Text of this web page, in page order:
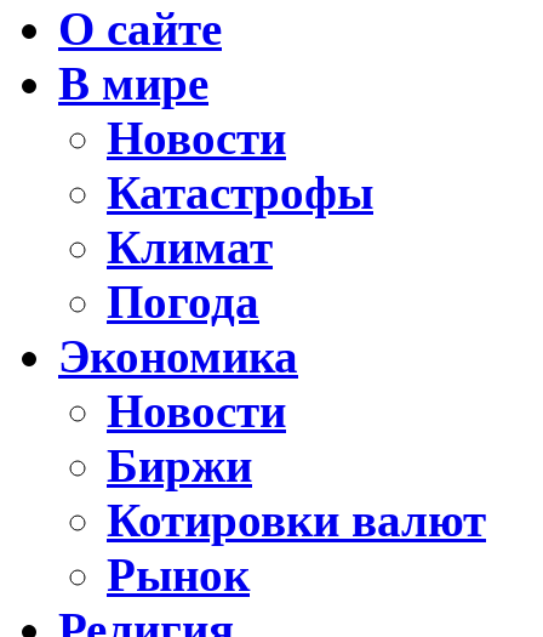
О сайте
В мире
Новости
Катастрофы
Климат
Погода
Экономика
Новости
Биржи
Котировки валют
Рынок